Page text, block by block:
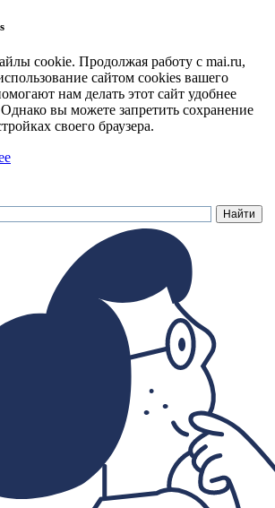
cookie. Продолжая работу с mai.ru,
сайтом cookies вашего
нам делать этот сайт удобнее
Однако вы можете запретить сохранение
своего браузера.